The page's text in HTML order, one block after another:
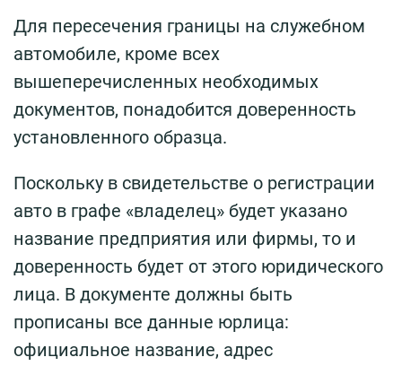
Для пересечения границы на служебном
автомобиле, кроме всех
вышеперечисленных необходимых
документов, понадобится доверенность
установленного образца.
Поскольку в свидетельстве о регистрации
авто в графе «владелец» будет указано
название предприятия или фирмы, то и
доверенность будет от этого юридического
лица. В документе должны быть
прописаны все данные юрлица:
официальное название, адрес